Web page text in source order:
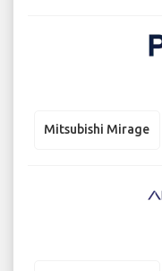
Mitsubishi Mirage